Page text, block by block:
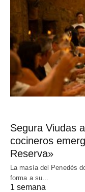
Segura Viudas
cocineros
Reserva»
La masía del Penedès
forma a su…
1 semana